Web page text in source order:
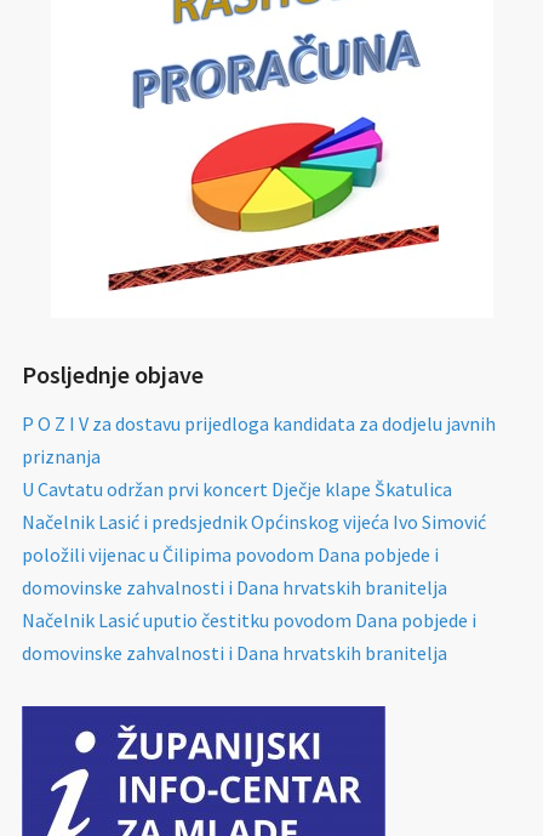
Posljednje objave
P O Z I V za dostavu prijedloga kandidata za dodjelu javnih
priznanja
U Cavtatu održan prvi koncert Dječje klape Škatulica
Načelnik Lasić i predsjednik Općinskog vijeća Ivo Simović
položili vijenac u Čilipima povodom Dana pobjede i
domovinske zahvalnosti i Dana hrvatskih branitelja
Načelnik Lasić uputio čestitku povodom Dana pobjede i
domovinske zahvalnosti i Dana hrvatskih branitelja